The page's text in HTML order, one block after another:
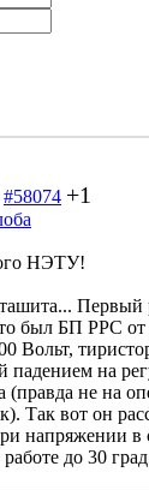
#58074 +1
НЭТУ!
Первый
был БП РРС от
Вольт,
падением на
(правда не на
Так вот он
напряжении в
до 30